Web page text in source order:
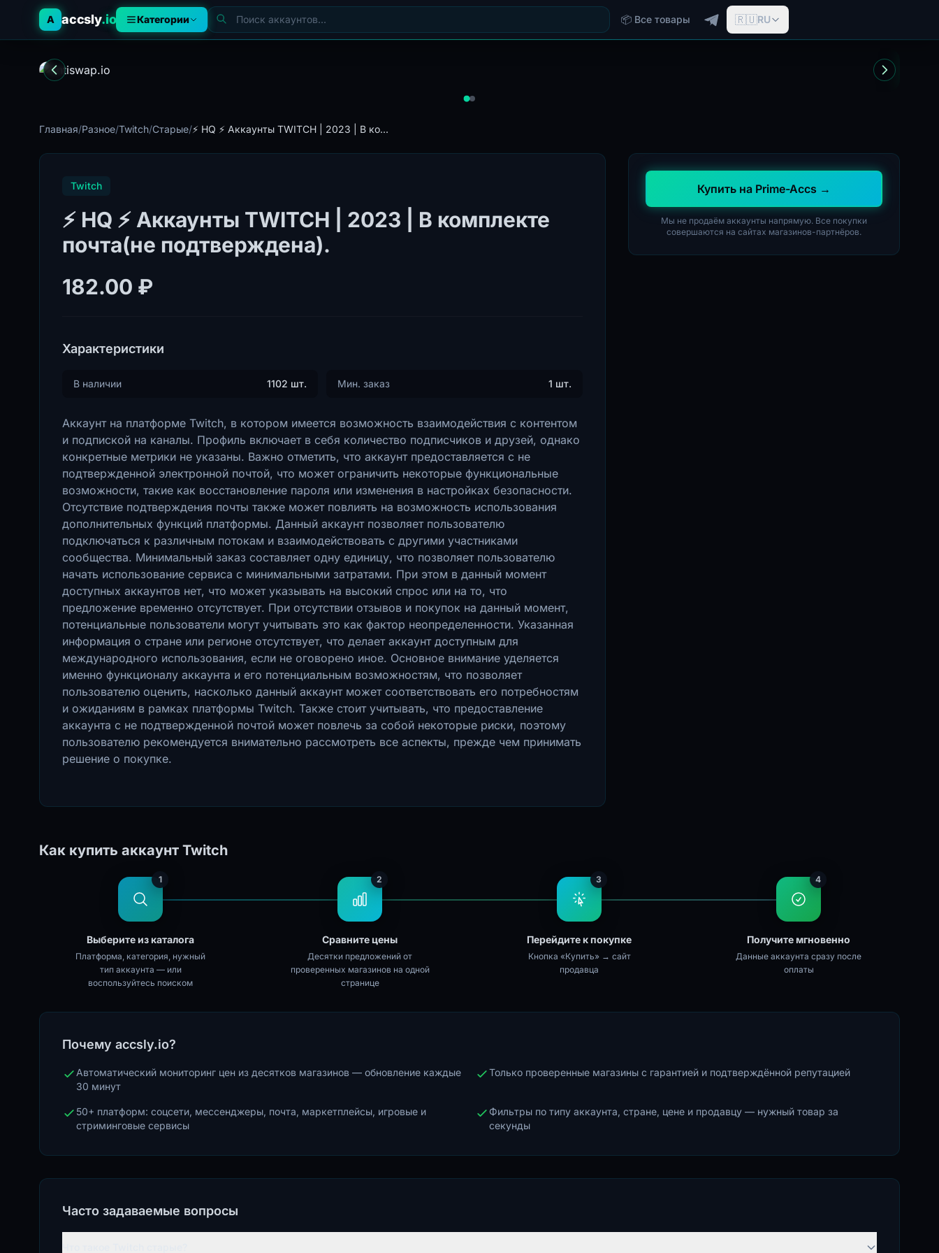
A accsly.io Категории 📦 Все товары 🇷🇺RU
Главная/Разное/Twitch/Старые/⚡️ HQ ⚡️ Аккаунты TWITCH | 2023 | В ко...
Twitch
⚡️ HQ ⚡️ Аккаунты TWITCH | 2023 | В комплекте
почта(не подтверждена).
182.00 ₽
Характеристики
В наличии 1102 шт. Мин. заказ 1 шт.
Аккаунт на платформе Twitch, в котором имеется возможность взаимодействия с контентом
и подпиской на каналы. Профиль включает в себя количество подписчиков и друзей, однако
конкретные метрики не указаны. Важно отметить, что аккаунт предоставляется с не
подтвержденной электронной почтой, что может ограничить некоторые функциональные
возможности, такие как восстановление пароля или изменения в настройках безопасности.
Отсутствие подтверждения почты также может повлиять на возможность использования
дополнительных функций платформы. Данный аккаунт позволяет пользователю
подключаться к различным потокам и взаимодействовать с другими участниками
сообщества. Минимальный заказ составляет одну единицу, что позволяет пользователю
начать использование сервиса с минимальными затратами. При этом в данный момент
доступных аккаунтов нет, что может указывать на высокий спрос или на то, что
предложение временно отсутствует. При отсутствии отзывов и покупок на данный момент,
потенциальные пользователи могут учитывать это как фактор неопределенности. Указанная
информация о стране или регионе отсутствует, что делает аккаунт доступным для
международного использования, если не оговорено иное. Основное внимание уделяется
именно функционалу аккаунта и его потенциальным возможностям, что позволяет
пользователю оценить, насколько данный аккаунт может соответствовать его потребностям
и ожиданиям в рамках платформы Twitch. Также стоит учитывать, что предоставление
аккаунта с не подтвержденной почтой может повлечь за собой некоторые риски, поэтому
пользователю рекомендуется внимательно рассмотреть все аспекты, прежде чем принимать
решение о покупке.
Купить на Prime-Accs →
Мы не продаём аккаунты напрямую. Все покупки
совершаются на сайтах магазинов-партнёров.
Как купить аккаунт Twitch
1
Выберите из каталога
Платформа, категория, нужный
тип аккаунта — или
воспользуйтесь поиском
2
Сравните цены
Десятки предложений от
проверенных магазинов на одной
странице
3
Перейдите к покупке
Кнопка «Купить» → сайт
продавца
4
Получите мгновенно
Данные аккаунта сразу после
оплаты
Почему accsly.io?
Автоматический мониторинг цен из десятков магазинов — обновление каждые
30 минут
Только проверенные магазины с гарантией и подтверждённой репутацией
50+ платформ: соцсети, мессенджеры, почта, маркетплейсы, игровые и
стриминговые сервисы
Фильтры по типу аккаунта, стране, цене и продавцу — нужный товар за
секунды
Часто задаваемые вопросы